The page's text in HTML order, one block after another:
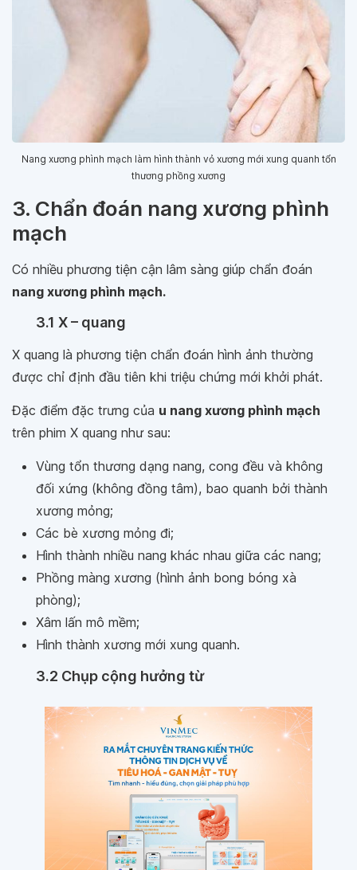
Nang xương phình mạch làm hình thành vỏ xương mới xung quanh tổn
thương phồng xương
3. Chẩn đoán nang xương phình
mạch
Có nhiều phương tiện cận lâm sàng giúp chẩn đoán
nang xương phình mạch.
3.1 X – quang
X quang là phương tiện chẩn đoán hình ảnh thường
được chỉ định đầu tiên khi triệu chứng mới khởi phát.
Đặc điểm đặc trưng của u nang xương phình mạch
trên phim X quang như sau:
Vùng tổn thương dạng nang, cong đều và không
đối xứng (không đồng tâm), bao quanh bởi thành
xương mỏng;
Các bè xương mỏng đi;
Hình thành nhiều nang khác nhau giữa các nang;
Phồng màng xương (hình ảnh bong bóng xà
phòng);
Xâm lấn mô mềm;
Hình thành xương mới xung quanh.
3.2 Chụp cộng hưởng từ